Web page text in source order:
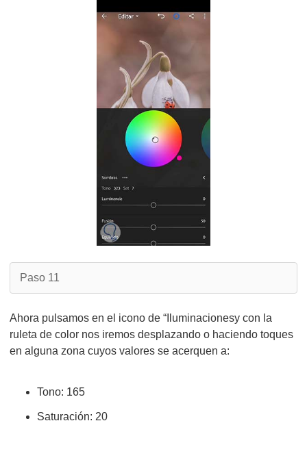
Paso 11
Ahora pulsamos en el icono de “Iluminacionesy con la
ruleta de color nos iremos desplazando o haciendo toques
en alguna zona cuyos valores se acerquen a:
Tono: 165
Saturación: 20